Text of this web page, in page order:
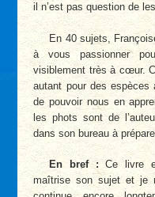
il n’est pas question de
En 40 sujets,
à vous passionner
visiblement très à cœur.
autant pour des espèces
de pouvoir nous en
les phots sont de
dans son bureau à
En bref : Ce livre
maîtrise son sujet et je